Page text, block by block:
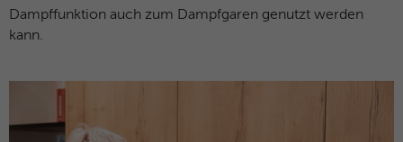
Dampffunktion auch zum Dampfgaren genutzt werden
kann.